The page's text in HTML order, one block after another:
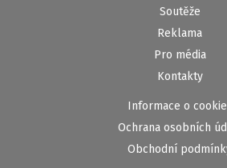
Soutěže
Reklama
Pro média
Kontakty
Informace o
Ochrana osobních
Obchodní